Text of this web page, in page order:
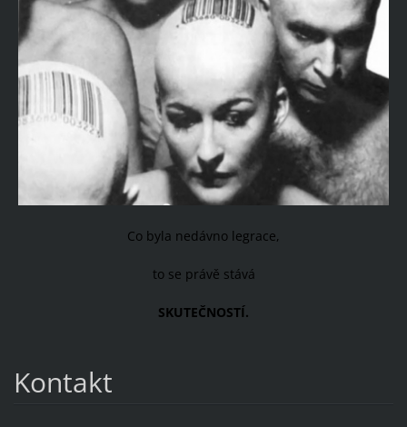
Co byla nedávno legrace,
to se právě stává
SKUTEČNOSTÍ.
Kontakt